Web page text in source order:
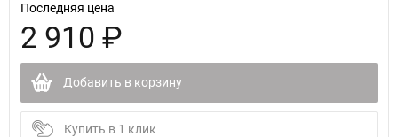
Последняя цена
2 910 ₽
Добавить в корзину
Купить в 1 клик